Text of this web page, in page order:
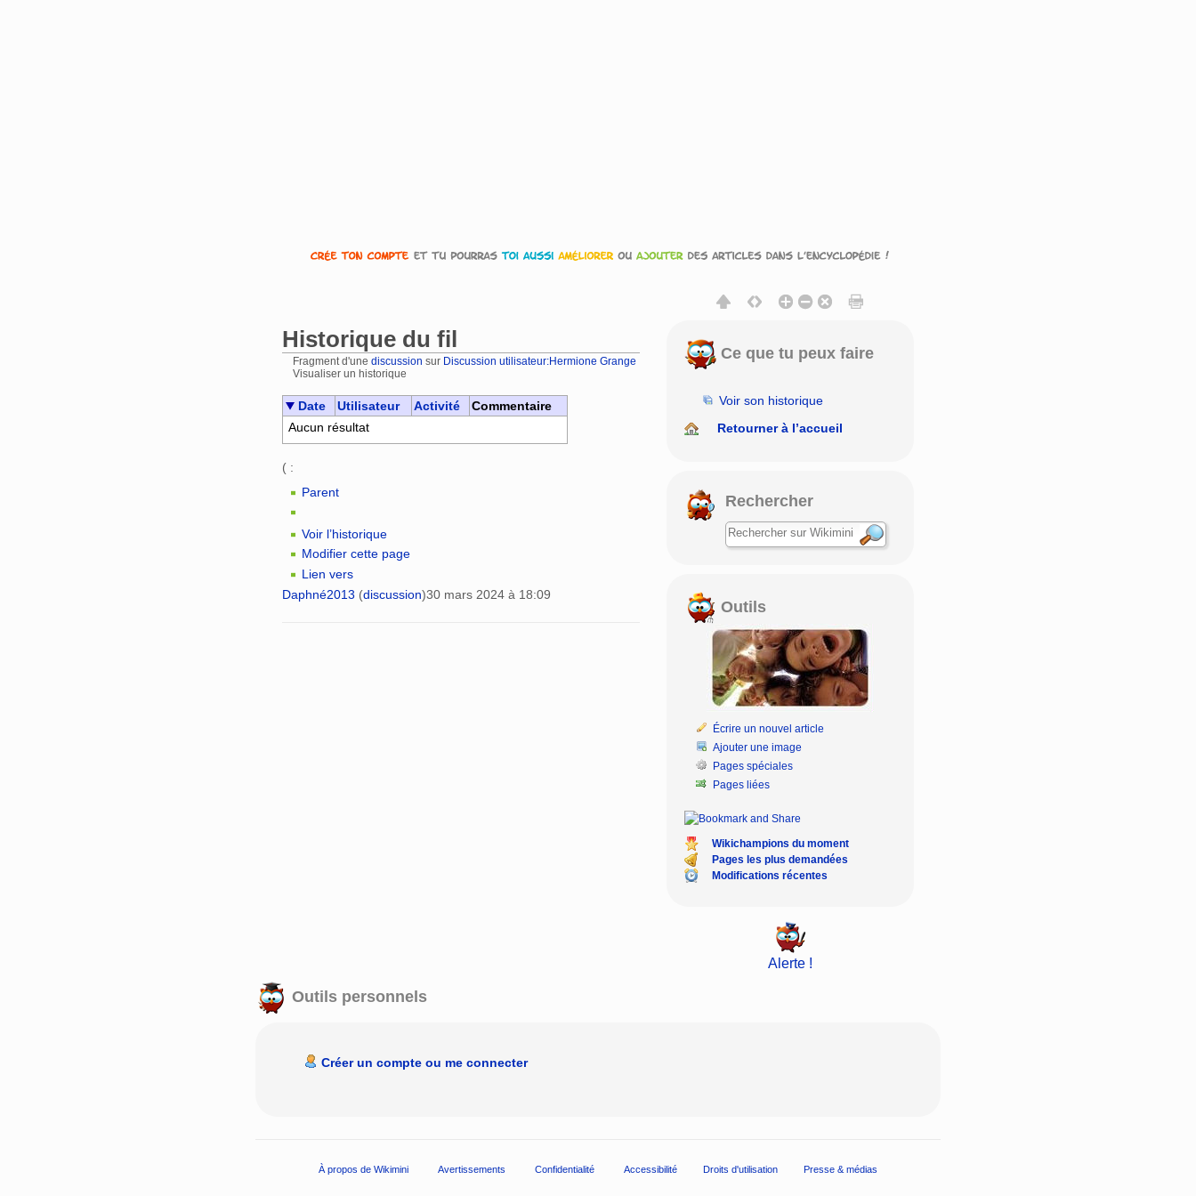
Historique du fil
Fragment d'une discussion sur Discussion utilisateur:Hermione Grange
Visualiser un historique
Date
Utilisateur Activité
Commentaire
Aucun résultat
( :
Parent
Voir l’historique
Modifier cette page
Lien vers
Daphné2013 (discussion)30 mars 2024 à 18:09
Ce que tu peux faire
Voir son historique
Retourner à l’accueil
Rechercher
Outils
Écrire un nouvel article
Ajouter une image
Pages spéciales
Pages liées
Wikichampions du moment
Pages les plus demandées
Modifications récentes
Alerte !
Outils personnels
Créer un compte ou me connecter
À propos de Wikimini Avertissements Confidentialité Accessibilité Droits d'utilisation Presse & médias